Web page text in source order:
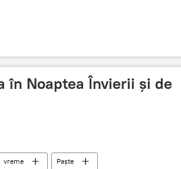
în Noaptea Învierii şi de
vreme Paște